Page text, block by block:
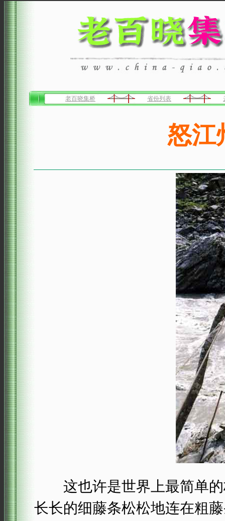
老百晓集桥 省份列表
怒江
这也许是世界上最简单的
长长的细藤条松松地连在粗